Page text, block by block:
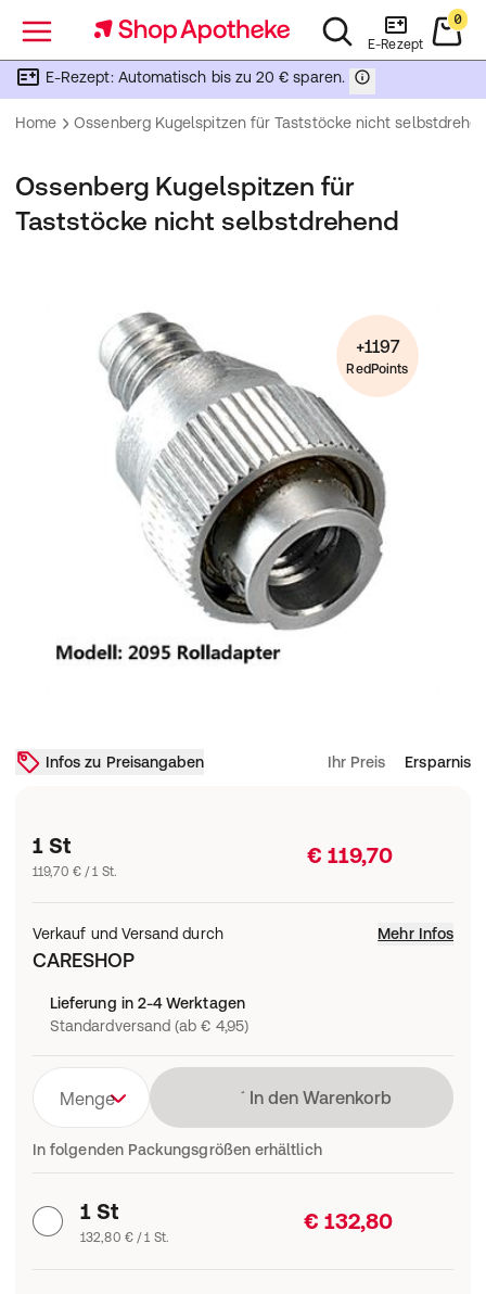
Menü E-Rezept
0
E-Rezept: Automatisch bis zu 20 € sparen.
Home Ossenberg Kugelspitzen für Taststöcke nicht
Ossenberg Kugelspitzen für
Taststöcke nicht selbstdrehend
+1197
RedPoints
Infos zu Preisangaben Ihr Preis Ersparnis
1 St
119,70 € / 1 St.
€ 119,70
Verkauf und Versand durch Mehr Infos
CARESHOP
Lieferung in 2-4 Werktagen
Standardversand (ab € 4,95)
Menge Lädt
In den Warenkorb
In folgenden Packungsgrößen erhältlich
1 St
132,80 € / 1 St.
€ 132,80